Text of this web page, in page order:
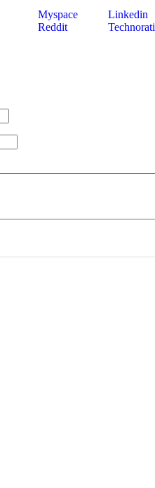
Myspace Linkedin
Reddit Technorati